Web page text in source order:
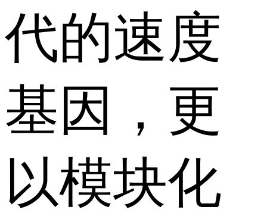
代的速度
基因，更
以模块化